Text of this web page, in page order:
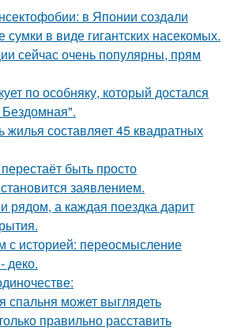
в Японии создали
сумки в виде гигантских насекомых.
сейчас очень популярны, прям
по особняку, который достался
составляет 45 квадратных
быть просто
заявлением.
рядом, а каждая поездка дарит
с историей: переосмысление
деко.
спальня может выглядеть
правильно расставить